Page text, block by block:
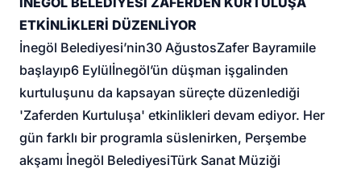
ETKİNLİKLERİ DÜZENLİYOR
İnegöl Belediyesi’nin30 AğustosZafer Bayramıile
başlayıp6 Eylülİnegöl’ün düşman işgalinden
kurtuluşunu da kapsayan süreçte düzenlediği
'Zaferden Kurtuluşa' etkinlikleri devam ediyor. Her
gün farklı bir programla süslenirken, Perşembe
akşamı İnegöl BelediyesiTürk Sanat Müziği